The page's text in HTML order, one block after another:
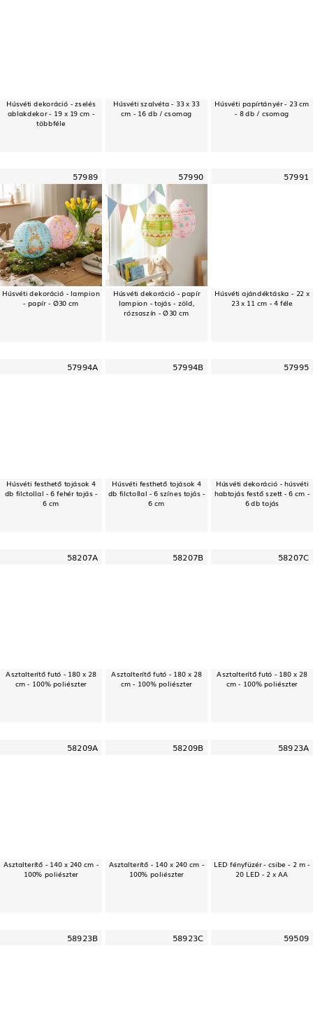
Húsvéti dekoráció - zselés
ablakdekor - 19 x 19 cm -
többféle
Húsvéti szalvéta - 33 x 33
cm - 16 db / csomag
Húsvéti papírtányér - 23 cm
- 8 db / csomag
57989
Húsvéti dekoráció - lampion
- papír - Ø30 cm
57990
Húsvéti dekoráció - papír
lampion - tojás - zöld,
rózsaszín - Ø30 cm
57991
Húsvéti ajándéktáska - 22 x
23 x 11 cm - 4 féle
57994A
Húsvéti festhető tojások 4
db filctollal - 6 fehér tojás -
6 cm
57994B
Húsvéti festhető tojások 4
db filctollal - 6 színes tojás -
6 cm
57995
Húsvéti dekoráció - húsvéti
habtojás festő szett - 6 cm -
6 db tojás
58207A
Asztalterítő futó - 180 x 28
cm - 100% poliészter
58207B
Asztalterítő futó - 180 x 28
cm - 100% poliészter
58207C
Asztalterítő futó - 180 x 28
cm - 100% poliészter
58209A
Asztalterítő - 140 x 240 cm -
100% poliészter
58209B
Asztalterítő - 140 x 240 cm -
100% poliészter
58923A
LED fényfüzér - csibe - 2 m -
20 LED - 2 x AA
58923B 58923C 59509